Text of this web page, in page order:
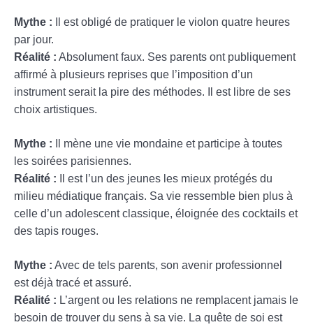
Mythe : Il est obligé de pratiquer le violon quatre heures
par jour.
Réalité : Absolument faux. Ses parents ont publiquement
affirmé à plusieurs reprises que l’imposition d’un
instrument serait la pire des méthodes. Il est libre de ses
choix artistiques.
Mythe : Il mène une vie mondaine et participe à toutes
les soirées parisiennes.
Réalité : Il est l’un des jeunes les mieux protégés du
milieu médiatique français. Sa vie ressemble bien plus à
celle d’un adolescent classique, éloignée des cocktails et
des tapis rouges.
Mythe : Avec de tels parents, son avenir professionnel
est déjà tracé et assuré.
Réalité : L’argent ou les relations ne remplacent jamais le
besoin de trouver du sens à sa vie. La quête de soi est